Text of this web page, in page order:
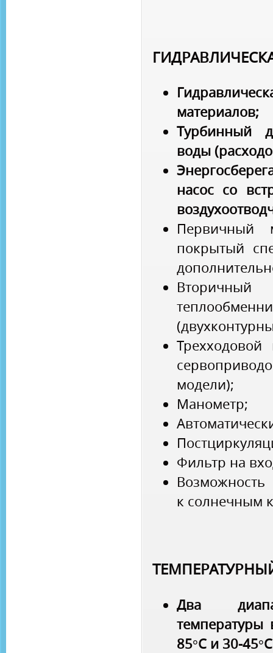
материалов;
Турбинный
воды
насос со
Первичный
покрытый
Трехходовой
модели);
Манометр;
Фильтр на
к солнечным
Два
температуры
85°С и 30-